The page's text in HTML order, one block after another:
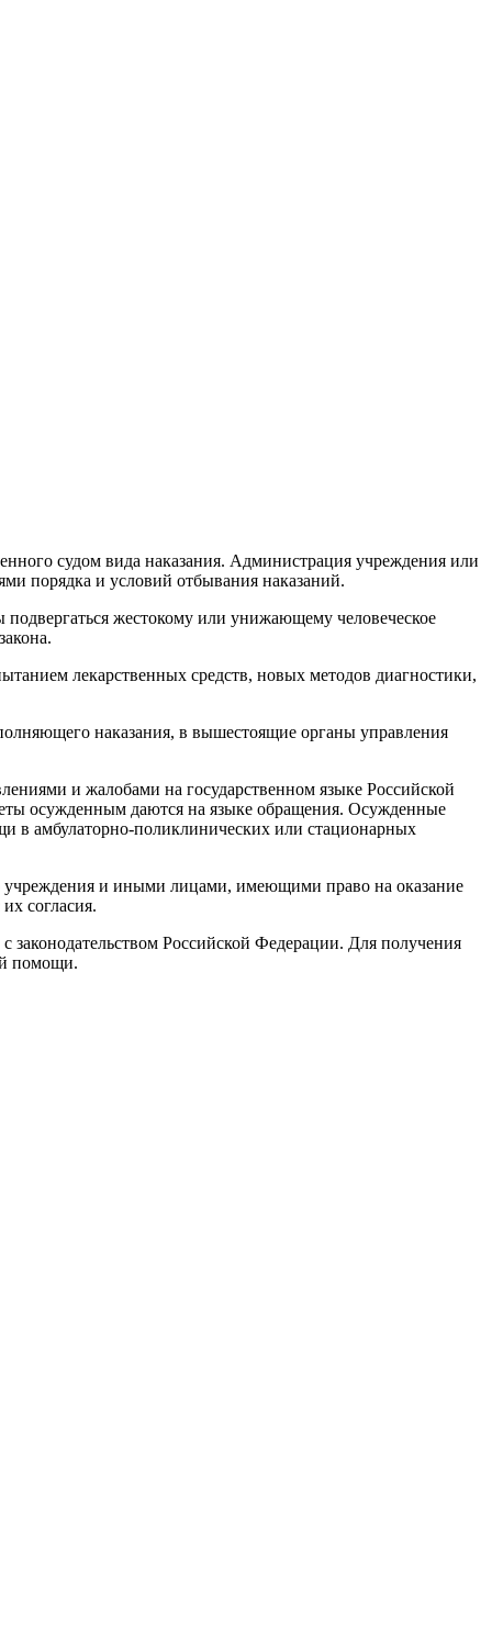
судом вида наказания. Администрация учреждения или
порядка и условий отбывания наказаний.
жестокому или унижающему человеческое
лекарственных средств, новых методов диагностики,
наказания, в вышестоящие органы управления
и жалобами на государственном языке Российской
осужденным даются на языке обращения. Осужденные
в амбулаторно-поликлинических или стационарных
учреждения и иными лицами, имеющими право на оказание
согласия.
Российской Федерации. Для получения
помощи.